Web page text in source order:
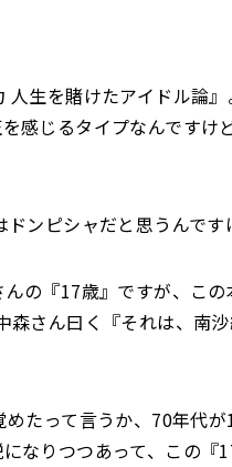
人生を賭けたアイドル論
感じるタイプなんですけ
ンピシャだと思うんです
の『17歳』ですが、こ
さん曰く『それは、南沙
めたって言うか、70年代
なりつつあって、この『